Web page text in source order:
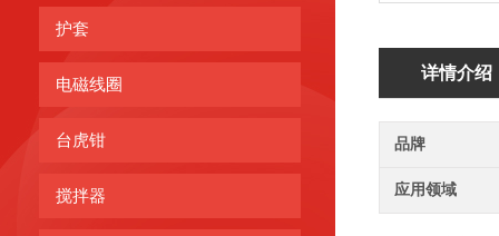
护套
电磁线圈
台虎钳
搅拌器
详情介绍
品牌
应用领域